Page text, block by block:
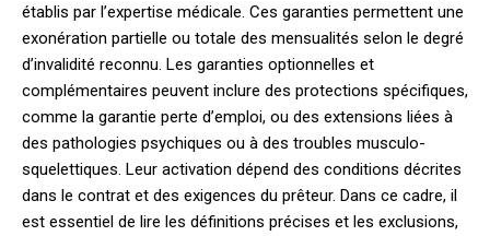
établis par l’expertise médicale. Ces garanties permettent une
exonération partielle ou totale des mensualités selon le degré
d’invalidité reconnu. Les garanties optionnelles et
complémentaires peuvent inclure des protections spécifiques,
comme la garantie perte d’emploi, ou des extensions liées à
des pathologies psychiques ou à des troubles musculo-
squelettiques. Leur activation dépend des conditions décrites
dans le contrat et des exigences du prêteur. Dans ce cadre, il
est essentiel de lire les définitions précises et les exclusions,